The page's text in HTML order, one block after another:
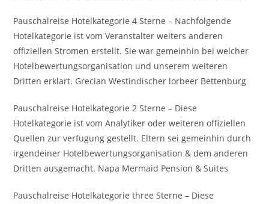
Pauschalreise Hotelkategorie 4 Sterne – Nachfolgende
Hotelkategorie ist vom Veranstalter weiters anderen
offiziellen Stromen erstellt. Sie war gemeinhin bei welcher
Hotelbewertungsorganisation und unserem weiteren
Dritten erklart. Grecian Westindischer lorbeer Bettenburg
Pauschalreise Hotelkategorie 2 Sterne – Diese
Hotelkategorie ist vom Analytiker oder weiteren offiziellen
Quellen zur verfugung gestellt. Eltern sei gemeinhin durch
irgendeiner Hotelbewertungsorganisation & dem anderen
Dritten ausgemacht. Napa Mermaid Pension & Suites
Pauschalreise Hotelkategorie three Sterne – Diese